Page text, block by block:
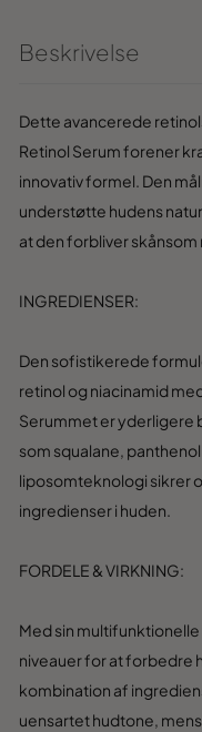
Beskrivelse
Dette avancerede
Retinol Serum forener
innovativ formel. Den
understøtte hudens
at den forbliver skånsom
INGREDIENSER:
Den sofistikerede
retinol og niacinamid
Serummet er
som squalane,
liposomteknologi sikrer
ingredienser i huden.
FORDELE & VIRKNING:
Med sin
niveauer for at forbedre
kombination af
uensartet hudtone,